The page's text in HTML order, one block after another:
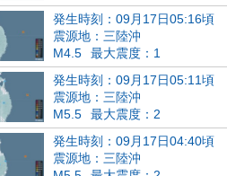
発生時刻：09月17日05:16頃
震源地：三陸沖
M4.5
最大震度：1
発生時刻：09月17日05:11頃
震源地：三陸沖
M5.5
最大震度：2
発生時刻：09月17日04:40頃
震源地：三陸沖